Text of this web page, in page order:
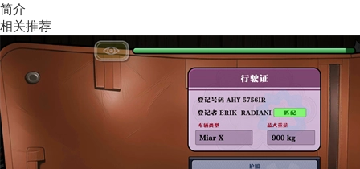
简介
相关推荐